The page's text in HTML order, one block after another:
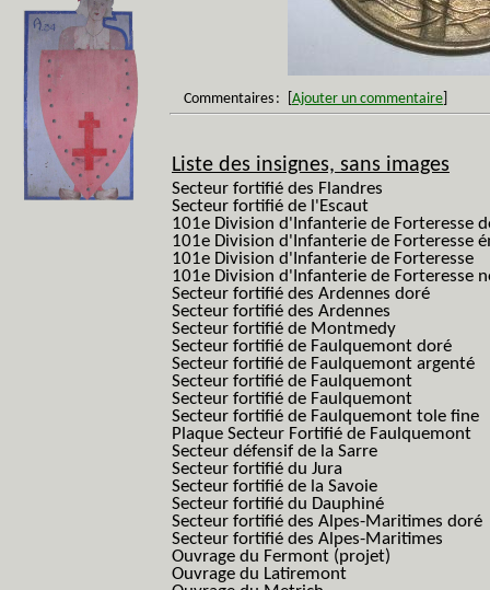
Commentaires : Ajouter un commentaire
Liste des insignes, sans images
Secteur fortifié des Flandres
Secteur fortifié de l'Escaut
101e Division d'Infanterie de Forteresse
101e Division d'Infanterie de Forteresse
101e Division d'Infanterie de Forteresse
101e Division d'Infanterie de Forteresse
Secteur fortifié des Ardennes doré
Secteur fortifié des Ardennes
Secteur fortifié de Montmedy
Secteur fortifié de Faulquemont doré
Secteur fortifié de Faulquemont argenté
Secteur fortifié de Faulquemont
Secteur fortifié de Faulquemont
Secteur fortifié de Faulquemont tole fine
Plaque Secteur Fortifié de Faulquemont
Secteur défensif de la Sarre
Secteur fortifié du Jura
Secteur fortifié de la Savoie
Secteur fortifié du Dauphiné
Secteur fortifié des Alpes-Maritimes doré
Secteur fortifié des Alpes-Maritimes
Ouvrage du Fermont (projet)
Ouvrage du Latiremont